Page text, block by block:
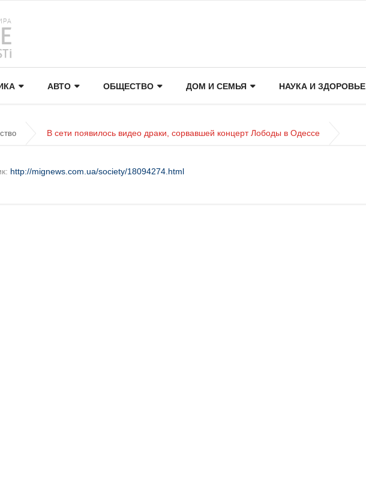
АВТО ОБЩЕСТВО ДОМ И СЕМЬЯ НАУКА И ЗДОРОВЬЕ
В сети появилось видео драки, сорвавшей концерт Лободы в Одессе
http://mignews.com.ua/society/18094274.html